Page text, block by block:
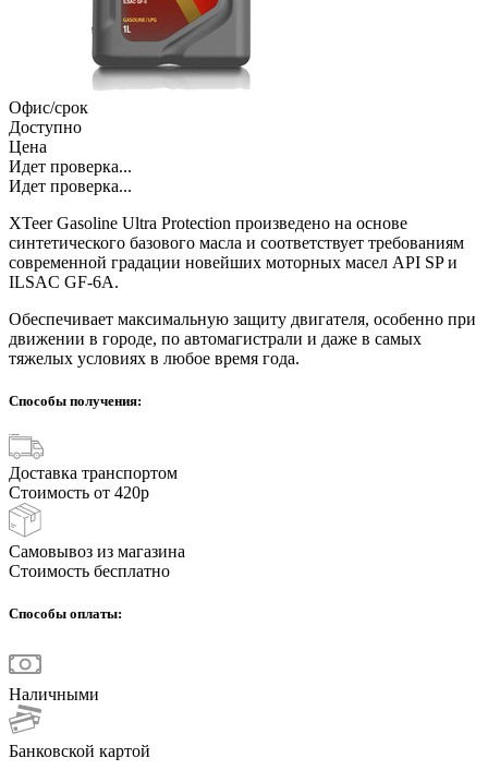
Офис/срок
Доступно
Цена
Идет проверка...
Идет проверка...
XTeer Gasoline Ultra Protection произведено на основе
синтетического базового масла и соответствует требованиям
современной градации новейших моторных масел API SP и
ILSAC GF-6A.
Обеспечивает максимальную защиту двигателя, особенно при
движении в городе, по автомагистрали и даже в самых
тяжелых условиях в любое время года.
Способы получения:
Доставка транспортом
Стоимость от 420р
Самовывоз из магазина
Стоимость бесплатно
Способы оплаты:
Наличными
Банковской картой